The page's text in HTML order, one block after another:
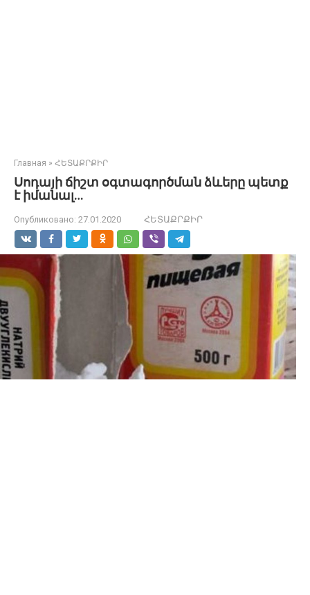
Главная » ՀԵՏԱՔՐՔԻՐ
Սոդայի ճիշտ օգտագործման ձևերը պետք
է իմանալ…
Опубликовано: 27.01.2020 ՀԵՏԱՔՐՔԻՐ